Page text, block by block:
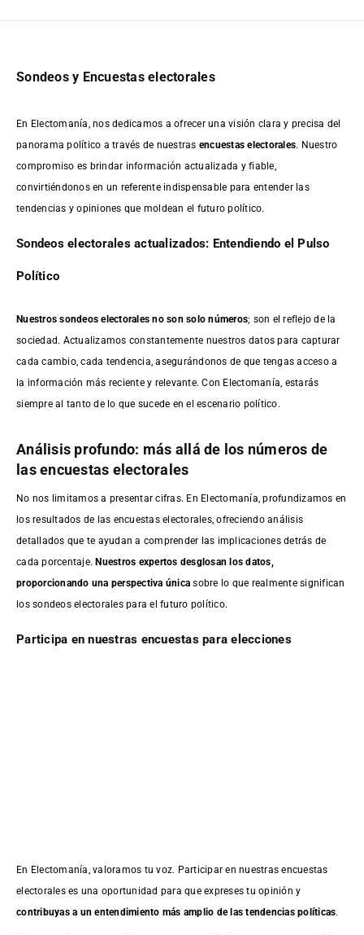
Sondeos y Encuestas electorales
En Electomanía, nos dedicamos a ofrecer una visión clara y precisa del
panorama político a través de nuestras encuestas electorales. Nuestro
compromiso es brindar información actualizada y fiable,
convirtiéndonos en un referente indispensable para entender las
tendencias y opiniones que moldean el futuro político.
Sondeos electorales actualizados: Entendiendo el Pulso
Político
Nuestros sondeos electorales no son solo números; son el reflejo de la
sociedad. Actualizamos constantemente nuestros datos para capturar
cada cambio, cada tendencia, asegurándonos de que tengas acceso a
la información más reciente y relevante. Con Electomanía, estarás
siempre al tanto de lo que sucede en el escenario político.
Análisis profundo: más allá de los números de
las encuestas electorales
No nos limitamos a presentar cifras. En Electomanía, profundizamos en
los resultados de las encuestas electorales, ofreciendo análisis
detallados que te ayudan a comprender las implicaciones detrás de
cada porcentaje. Nuestros expertos desglosan los datos,
proporcionando una perspectiva única sobre lo que realmente significan
los sondeos electorales para el futuro político.
Participa en nuestras encuestas para elecciones
En Electomanía, valoramos tu voz. Participar en nuestras encuestas
electorales es una oportunidad para que expreses tu opinión y
contribuyas a un entendimiento más amplio de las tendencias políticas.